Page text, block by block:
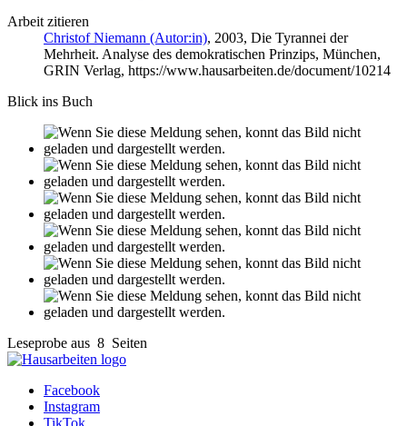
Arbeit zitieren
Christof Niemann (Autor:in), 2003, Die Tyrannei der
Mehrheit. Analyse des demokratischen Prinzips, München,
GRIN Verlag, https://www.hausarbeiten.de/document/10214
Blick ins Buch
Leseprobe aus 8 Seiten
Facebook
Instagram
TikTok
Shop
FAQ
Zahlung & Versand
Über uns